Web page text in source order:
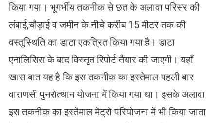
किया गया। भूगर्भीय तकनीक से छत के अलावा परिसर की
लंबाई,चौड़ाई व जमीन के नीचे करीब 15 मीटर तक की
वस्तुस्थिति का डाटा एकत्रित किया गया है। डाटा
एनालिसिस के बाद विस्तृत रिपोर्ट तैयार की जाएगी। यहाँ
खास बात यह है कि इस तकनीक का इस्तेमाल पहली बार
वाराणसी पुनरोत्थान योजना में किया गया था। इसके अलावा
इस तकनीक का इस्तेमाल मेट्रो परियोजना में भी किया जाता